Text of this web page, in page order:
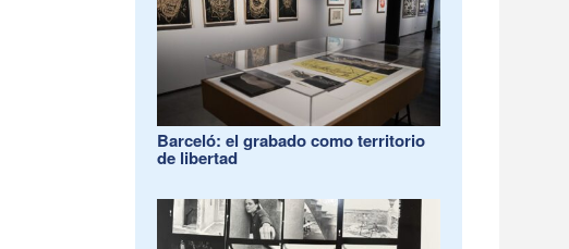
Barceló: el grabado como territorio
de libertad